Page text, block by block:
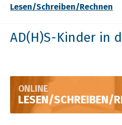
Lesen/Schreiben/Rechnen
AD(H)S-Kinder in
ONLINE
LESEN/SCHREIBEN/